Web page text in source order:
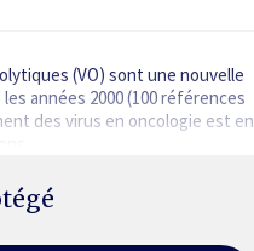
(VO) sont une nouvelle
années 2000 (100 références
des virus en oncologie est en